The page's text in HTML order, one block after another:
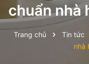
chuẩn nhà
Trang chủ Tin tức
nhà